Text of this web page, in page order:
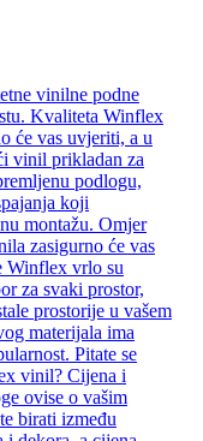
vinilne podne
Kvaliteta Winflex
će vas uvjeriti, a u
vinil prikladan za
podlogu,
koji
montažu. Omjer
zasigurno će vas
Winflex vrlo su
za svaki prostor,
prostorije u vašem
materijala ima
Pitate se
vinil? Cijena i
ovise o vašim
birati između